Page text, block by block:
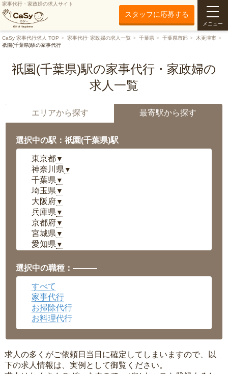
家事代行・家政婦の求人サイト
スタッフに応募する
メニュー
CaSy 家事代行求人 TOP 家事代行･家政婦の求人一覧 千葉県 千葉県市部
木更津市
祇園(千葉県)駅の家事代行
祇園(千葉県)駅の家事代行・家政婦の
求人一覧
エリアから探す 最寄駅から探す
選択中の駅：祇園(千葉県)駅
東京都▼
神奈川県 ▼
千葉県 ▼
埼玉県 ▼
大阪府▼
兵庫県 ▼
京都府▼
宮城県 ▼
愛知県 ▼
岡山県▼
広島県▼
沖縄県
選択中の職種：———
すべて
家事代行
お掃除代行
お料理代行
求人の多くがご依頼日当日に確定してしまいますので、以
下の求人情報は、実例として御覧ください。